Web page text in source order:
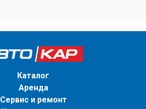
Каталог
Аренда
Сервис и ремонт